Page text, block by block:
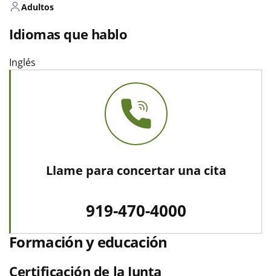
Adultos
Idiomas que hablo
Inglés
Llame para concertar una cita
919-470-4000
Formación y educación
Certificación de la Junta